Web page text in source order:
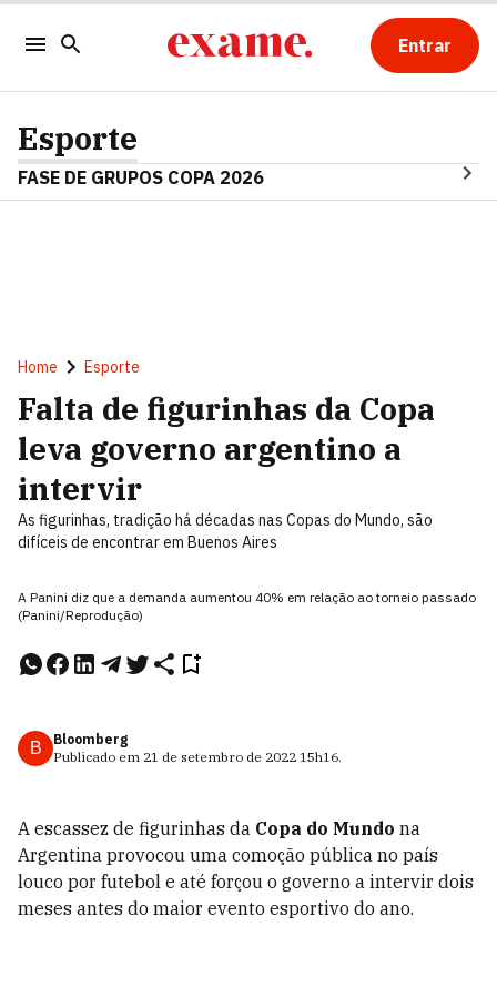
Entrar
Esporte
FASE DE GRUPOS COPA 2026
Home Esporte
Falta de figurinhas da Copa
leva governo argentino a
intervir
As figurinhas, tradição há décadas nas Copas do Mundo, são
difíceis de encontrar em Buenos Aires
A Panini diz que a demanda aumentou 40% em relação ao torneio passado
(Panini/Reprodução)
B
Bloomberg
Publicado em 21 de setembro de 2022 15h16.
A escassez de figurinhas da Copa do Mundo na
Argentina provocou uma comoção pública no país
louco por futebol e até forçou o governo a intervir dois
meses antes do maior evento esportivo do ano.